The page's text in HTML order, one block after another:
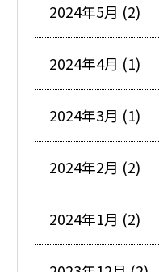
2024年5月 (2)
2024年4月 (1)
2024年3月 (1)
2024年2月 (2)
2024年1月 (2)